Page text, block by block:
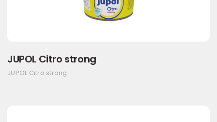
JUPOL Citro strong
JUPOL Citro strong